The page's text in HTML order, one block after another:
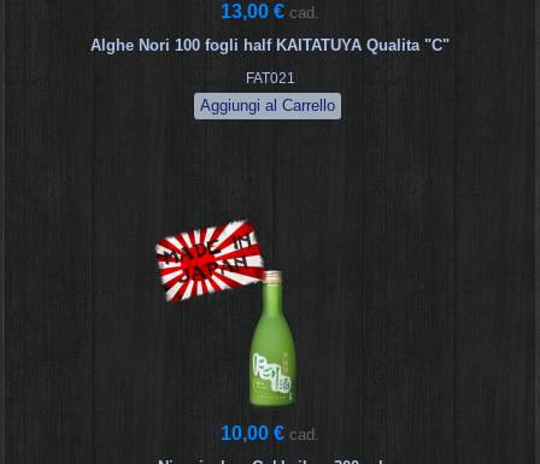
13,00 € cad.
Alghe Nori 100 fogli half KAITATUYA Qualita "C"
FAT021
10,00 € cad.